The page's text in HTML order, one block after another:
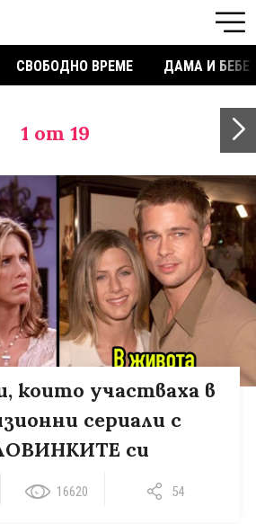
СВОБОДНО ВРЕМЕ ДАМА И БЕБЕ
1 от 19
които участваха в
сериали с
си
16620 54